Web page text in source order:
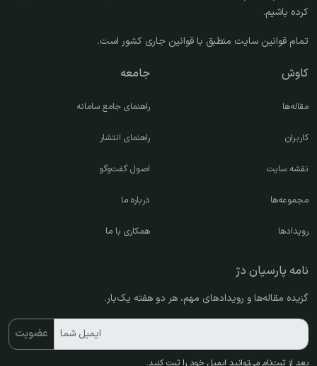
کرده باشیم.
تمام قوانین سایت منطبق با قوانین جاری کشور است.
کاوش
مقاله‌ها
کاربران
نقشه سایت
مجموعه‌ها
رویدادها
جامعه
راهنمای جامع سامانه
راهنمای انتشار
اصول گفت‌وگو
درباره ما
همکاری با ما
نامه پارسیان دژ
گزیده مقاله‌ها و رویدادهای مهم، هر دو هفته یک‌بار.
ایمیل شما عضویت
بعد از ثبت‌نام می‌توانید ایمیل خود را ثبت کنید.